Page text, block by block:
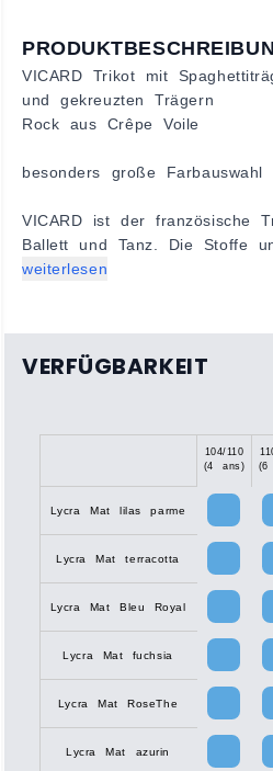
VICARD Trikot mit
und gekreuzten Trägern
Rock aus Crêpe Voile
besonders große Farbauswahl
VICARD ist der französische
Ballett und Tanz. Die Stoffe
weiterlesen
VERFÜGBARKEIT
104/110
(4 ans)
(6
Lycra Mat lilas parme
Lycra Mat terracotta
Lycra Mat Bleu Royal
Lycra Mat fuchsia
Lycra Mat RoseThe
Lycra Mat azurin